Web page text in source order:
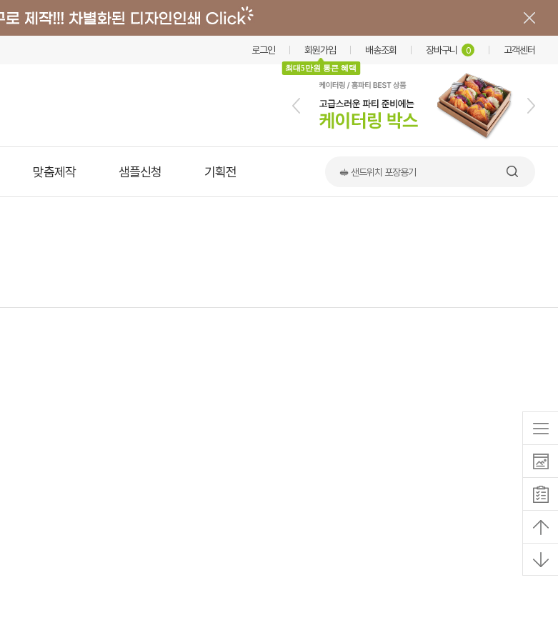
로그인 회원가입
최대5만원 통큰 혜택
배송조회 장바구니 0 고객센터
맞춤제작 샘플신청 기획전 🥪 샌드위치 포장용기